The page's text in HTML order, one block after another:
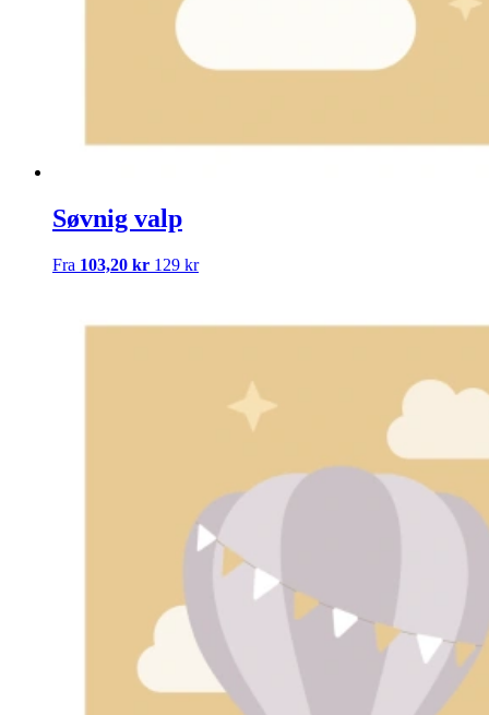
Søvnig valp
Fra 103,20 kr 129 kr